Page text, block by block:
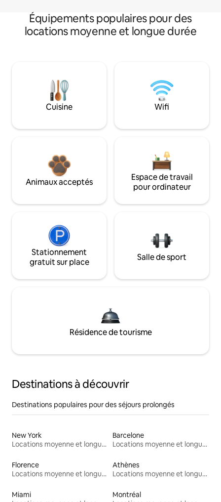
Équipements populaires pour des
locations moyenne et longue durée
Cuisine Wifi
Animaux acceptés
Espace de travail
pour ordinateur
Stationnement
gratuit sur place
Salle de sport
Résidence de tourisme
Destinations à découvrir
Destinations populaires pour des séjours prolongés
New York
Locations moyenne et longue durée
Barcelone
Locations moyenne et longue durée
Florence
Locations moyenne et longue durée
Athènes
Locations moyenne et longue durée
Miami
Montréal